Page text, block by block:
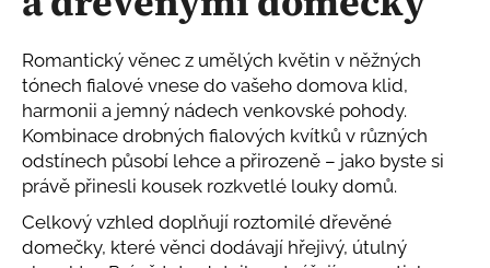
hvězdiček.
Romantický věnec z umělých květin v něžných
tónech fialové vnese do vašeho domova klid,
harmonii a jemný nádech venkovské pohody.
Kombinace drobných fialových kvítků v různých
odstínech působí lehce a přirozeně – jako byste si
právě přinesli kousek rozkvetlé louky domů.
Celkový vzhled doplňují roztomilé dřevěné
domečky, které věnci dodávají hřejivý, útulný
HLEDAT
D
o
p
o
r